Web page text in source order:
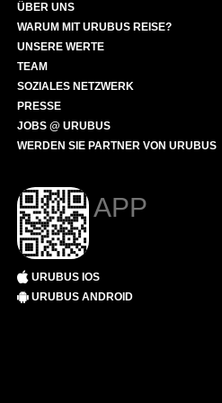
ÜBER UNS
WARUM MIT URUBUS REISE?
UNSERE WERTE
TEAM
SOZIALES NETZWERK
PRESSE
JOBS @ URUBUS
WERDEN SIE PARTNER VON URUBUS
APP
URUBUS IOS
URUBUS ANDROID